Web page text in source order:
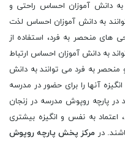
دانش آموزان احساس راحتی و
به دانش آموزان احساس لذت
های منحصر به فرد، استفاده از
به دانش آموزان احساس ارتباط
به فرد می توانند به دانش
آنها را برای حضور در مدرسه
پارچه روپوش مدرسه در زنجان
اعتماد به نفس و انگیزه بیشتری
در مرکز پخش پارچه روپوش